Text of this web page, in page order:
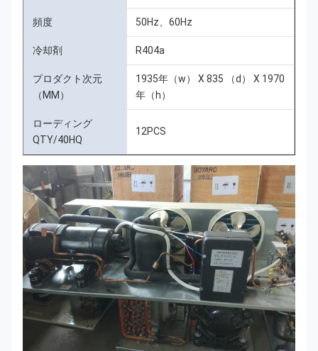
頻度 50Hz、60Hz
冷却剤 R404a
プロダクト次元
（MM）
1935年（w） X 835 （d） X 1970
年（h）
ローディング
QTY/40HQ
12PCS